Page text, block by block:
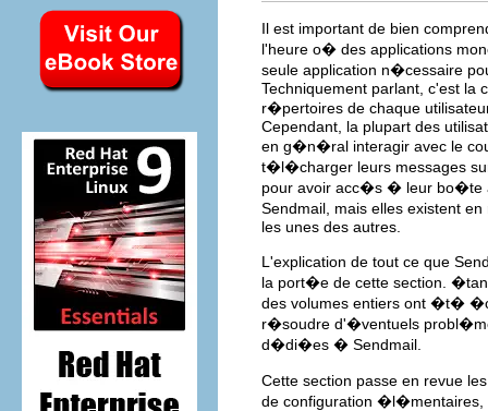
Il est important de bien
l'heure o� des applications
seule application n�cessaire
Techniquement parlant, c'est la
r�pertoires de chaque
Cependant, la plupart des
en g�n�ral interagir avec le
t�l�charger leurs messages
pour avoir acc�s � leur bo�te
Sendmail, mais elles existent
les unes des autres.
L'explication de tout ce que
la port�e de cette section.
des volumes entiers ont �t�
r�soudre d'�ventuels
d�di�es � Sendmail.
Cette section passe en revue
de configuration �l�mentaires,